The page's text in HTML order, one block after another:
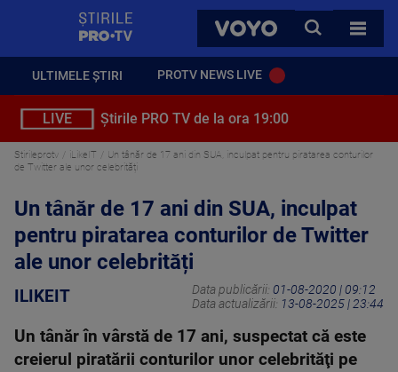
VOYO
CAUTA
TOATE
ULTIMELE ȘTIRI PROTV NEWS LIVE
LIVE Știrile PRO TV de la ora 19:00
Stirileprotv iLikeIT
Un tânăr de 17 ani din SUA, inculpat pentru piratarea conturilor
de Twitter ale unor celebrități
Un tânăr de 17 ani din SUA, inculpat
pentru piratarea conturilor de Twitter
ale unor celebrități
ILIKEIT Data publicării: 01-08-2020 | 09:12
Data actualizării: 13-08-2025 | 23:44
Un tânăr în vârstă de 17 ani, suspectat că este
creierul piratării conturilor unor celebrităţi pe